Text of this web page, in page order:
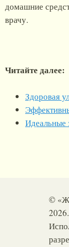
домашние
врачу.
Читайте далее:
Здоровая
Идеальные
©